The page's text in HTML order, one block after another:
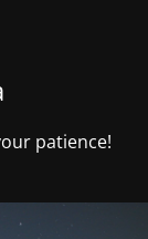
patience!